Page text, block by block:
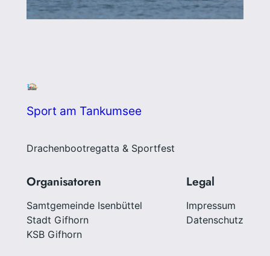
Sport am Tankumsee
Drachenbootregatta & Sportfest
Organisatoren
Samtgemeinde Isenbüttel
Stadt Gifhorn
KSB Gifhorn
Legal
Impressum
Datenschutz